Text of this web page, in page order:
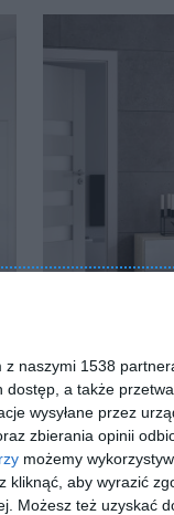
z naszymi 1538
dostęp, a także
wysyłane przez
zbierania opinii
możemy
kliknąć, aby wyrazić
Możesz też uzyskać
Dodaj do ulubionych
Jadalnia z